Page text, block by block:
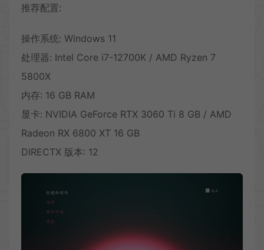
推荐配置:
操作系统: Windows 11
处理器: Intel Core i7-12700K / AMD Ryzen 7
5800X
内存: 16 GB RAM
显卡: NVIDIA GeForce RTX 3060 Ti 8 GB / AMD
Radeon RX 6800 XT 16 GB
DIRECTX 版本: 12